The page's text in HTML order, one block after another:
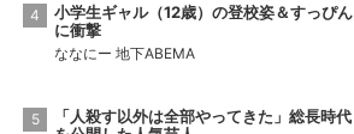
小学生ギャル（12歳）の登校姿＆すっぴん
に衝撃
ななにー 地下ABEMA
「人殺す以外は全部やってきた」総長時代